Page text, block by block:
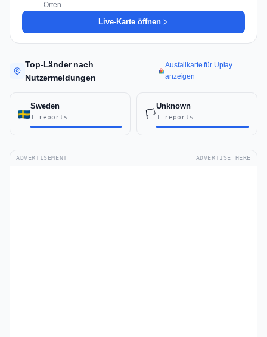
Orten
Live-Karte öffnen
Top-Länder nach
Nutzermeldungen
Ausfallkarte für Uplay
anzeigen
Sweden
1 reports 🏳️
Unknown
1 reports
ADVERTISEMENT ADVERTISE HERE